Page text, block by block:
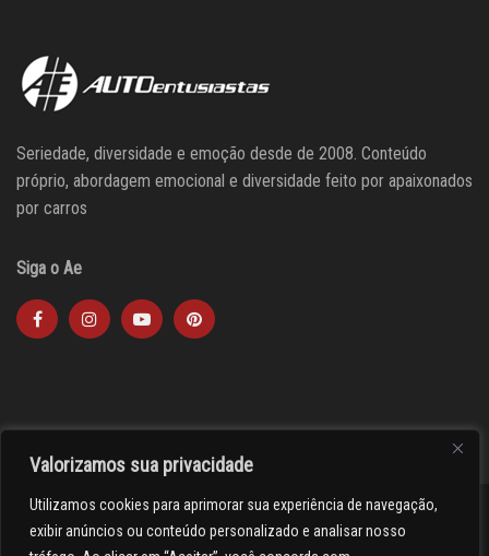
Valorizamos sua privacidade
Utilizamos cookies para aprimorar sua experiência de navegação,
exibir anúncios ou conteúdo personalizado e analisar nosso
Seriedade, diversidade e emoção desde de 2008. Conteúdo
próprio, abordagem emocional e diversidade feito por apaixonados
por carros
Siga o Ae
><(((º> 17